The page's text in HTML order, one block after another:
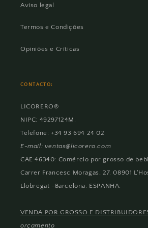
Aviso legal
Termos e Condições
Opiniões e Críticas
CONTACTO:
LICORERO®
NIPC: 49297124M.
Telefone: +34 93 694 24 02
E-mail: ventas@licorero.com
CAE 46340: Comércio por grosso de
Carrer Francesc Moragas, 27. 08901
Llobregat -Barcelona. ESPANHA.
VENDA POR GROSSO E
orçamento